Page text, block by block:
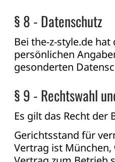
§ 8 - Datenschutz
Bei the-z-style.de
persönlichen
gesonderten
§ 9 - Rechtswahl
Es gilt das Recht
Gerichtsstand für
Vertrag ist